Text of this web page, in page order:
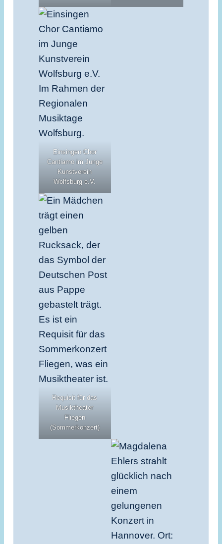
Einsingen Chor
Cantiamo im Junge
Kunstverein
Wolfsburg e.V.
Requisit für das
Musiktheater
Fliegen
(Sommerkonzert)